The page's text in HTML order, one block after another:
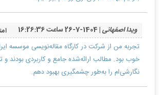
ویدا اصفهانی| 1404-7-26 ساعت 16:26:36
تجربه من از شرکت در کارگاه مقاله‌نویسی موسسه
خوب بود. مطالب ارائه‌شده جامع و کاربردی بودند و
نگارشی‌ام را به‌طور چشمگیری بهبود دهم.